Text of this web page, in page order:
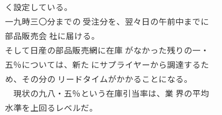
く設定している。
一九時三〇分までの 受注分を、翌々日の午前中までに
部品販売会 社に届ける。
そして日産の部品販売網に在庫 がなかった残りの一・
五％については、新た にサプライヤーから調達するた
め、その分の リードタイムがかかることになる。
現状の九八・五％という在庫引当率は、業 界の平均
水準を上回るレベルだ。